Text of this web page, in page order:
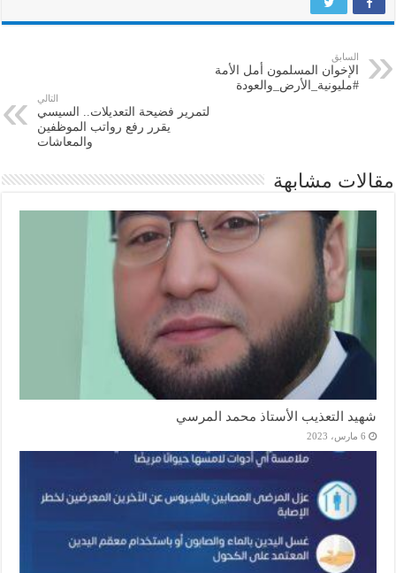
السابق
الإخوان المسلمون أمل الأمة
#مليونية_الأرض_والعودة
التالي
لتمرير فضيحة التعديلات.. السيسي
يقرر رفع رواتب الموظفين
والمعاشات
مقالات مشابهة
شهيد التعذيب الأستاذ محمد المرسي
6 مارس، 2023